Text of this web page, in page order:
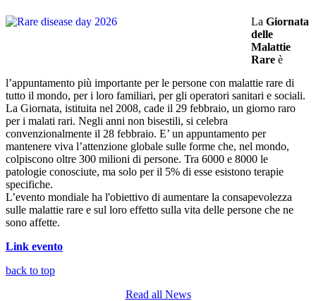
La Giornata
delle
Malattie
Rare è
l’appuntamento più importante per le persone con malattie rare di
tutto il mondo, per i loro familiari, per gli operatori sanitari e sociali.
La Giornata, istituita nel 2008, cade il 29 febbraio, un giorno raro
per i malati rari. Negli anni non bisestili, si celebra
convenzionalmente il 28 febbraio. E’ un appuntamento per
mantenere viva l’attenzione globale sulle forme che, nel mondo,
colpiscono oltre 300 milioni di persone. Tra 6000 e 8000 le
patologie conosciute, ma solo per il 5% di esse esistono terapie
specifiche.
L’evento mondiale ha l'obiettivo di aumentare la consapevolezza
sulle malattie rare e sul loro effetto sulla vita delle persone che ne
sono affette.
Link evento
back to top
Read all News